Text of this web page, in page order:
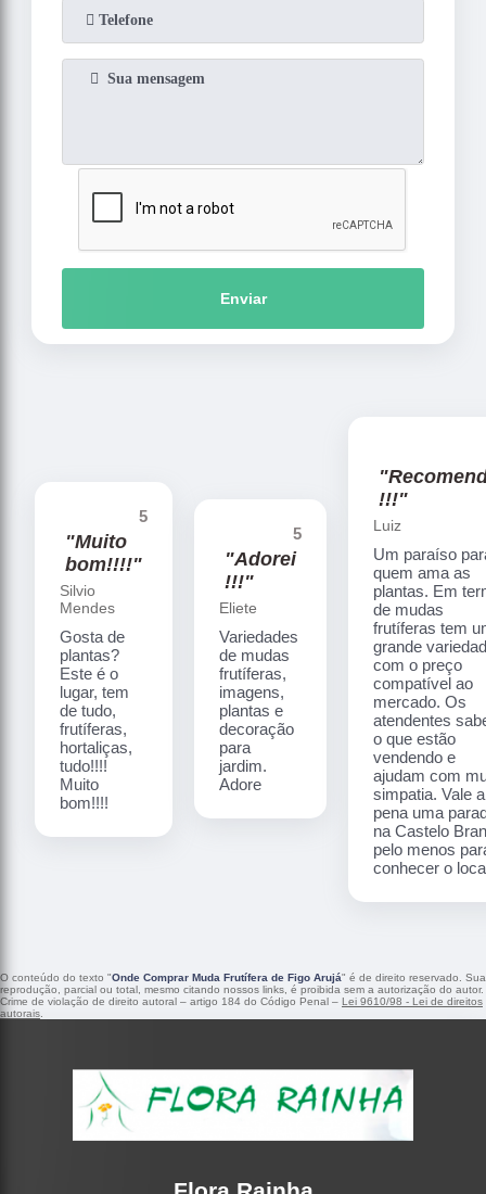
Enviar
5
"Muito
bom!!!!"
Silvio
Mendes
Gosta de
plantas?
Este é o
lugar, tem
de tudo,
frutíferas,
hortaliças,
tudo!!!!
Muito
bom!!!!
5
"Adorei
!!!"
Eliete
Variedades
de mudas
frutíferas,
imagens,
plantas e
decoração
para
jardim.
Adore
!!!"
Luiz
Um paraíso
quem ama as
plantas. Em
de mudas
frutíferas tem
grande
com o preço
compatível ao
mercado. Os
atendentes
o que estão
vendendo e
ajudam com
simpatia. Vale a
pena uma
na Castelo
pelo menos
conhecer o
O conteúdo do texto "Onde Comprar Muda Frutífera de Figo Arujá" é de direito reservado. Sua
reprodução, parcial ou total, mesmo citando nossos links, é proibida sem a autorização do autor.
Crime de violação de direito autoral – artigo 184 do Código Penal – Lei 9610/98 - Lei de direitos
autorais